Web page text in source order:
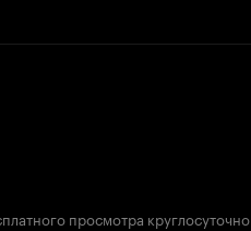
просмотра круглосуточно